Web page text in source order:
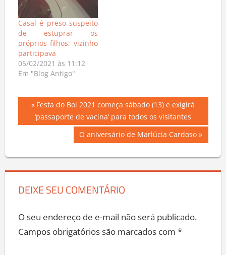
Casal é preso suspeito
de estuprar os
próprios filhos; vizinho
participava
05/02/2021 às 11:12
Em "Blog Antigo"
Navegação
de
Previous
Post:
Festa do Boi 2021 começa sábado (13) e exigirá
‘passaporte de vacina’ para todos os visitantes
Next
O aniversário de Marlúcia Cardoso
DEIXE SEU COMENTÁRIO
O seu endereço de e-mail não será publicado.
Campos obrigatórios são marcados com *